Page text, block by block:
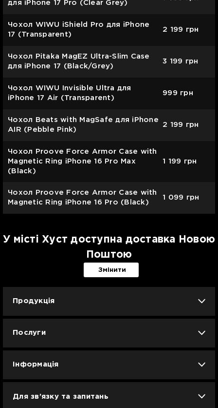
для iPhone 17 Pro (Clear Grey)
Чохол WIWU iShield Pro для iPhone
17 (Transparent)
2 199 грн
Чохол Pitaka MagEZ Ultra-Slim Case
для iPhone 17 (Black/Grey)
3 199 грн
Чохол WIWU Invisible Ultra для
iPhone 17 Air (Transparent)
999 грн
Чохол Beats with MagSafe для iPhone
AIR (Pebble Pink)
2 199 грн
Чохол Proove Force Armor Case with
Magnetic Ring iPhone 16 Pro Max
(Black)
1 199 грн
Чохол Proove Force Armor Case with
Magnetic Ring iPhone 16 Pro (Black)
1 099 грн
У місті Хуст доступна доставка Новою
Поштою
Змінити
Продукція
Apple б/у
Смартфони Смарт-годинники
Послуги
Інформація
Для зв’язку та запитань